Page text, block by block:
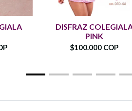
DISFRAZ
PINK
$100.000 COP